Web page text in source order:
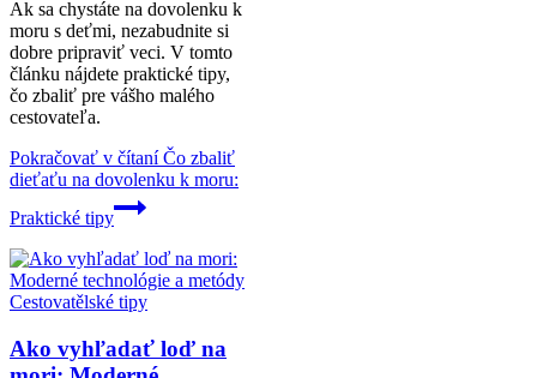
Ak sa chystáte na dovolenku k
moru s deťmi, nezabudnite si
dobre pripraviť veci. V tomto
článku nájdete praktické tipy,
čo zbaliť pre vášho malého
cestovateľa.
Pokračovať v čítaníČo zbaliť
dieťaťu na dovolenku k moru:
Praktické tipy
Cestovatělské tipy
Ako vyhľadať loď na